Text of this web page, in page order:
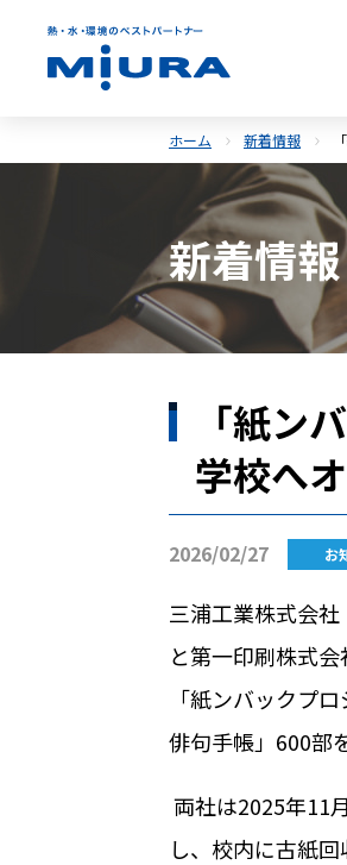
ホーム 新着情報
新着情報
「紙ン
学校へ
2026/02/27 お
三浦工業株式会
と第一印刷株式
「紙ンバックプ
俳句手帳」600部
両社は2025年11月
し、校内に古紙